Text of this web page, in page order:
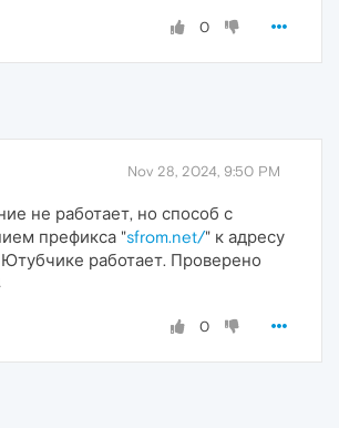
0
Nov 28, 2024, 9:50 PM
не работает, но способ с
префикса "sfrom.net/" к адресу
работает. Проверено
0